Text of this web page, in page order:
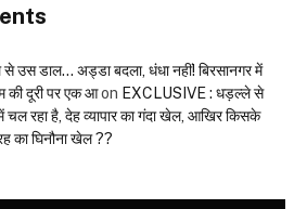
उस डाल… अड्डा बदला, धंधा नहीं! बिरसानगर में
की दूरी पर एक आon EXCLUSIVE : धड़ल्ले से
चल रहा है, देह व्यापार का गंदा खेल, आखिर किसके
का घिनौना खेल ??